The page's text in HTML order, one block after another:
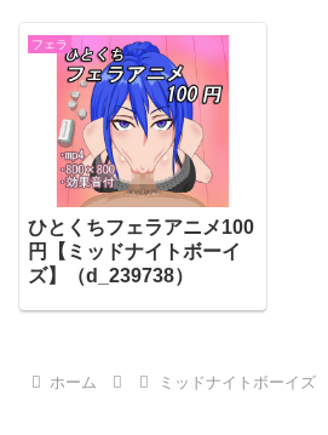
フェラ
ひとくちフェラアニメ100
円【ミッドナイトボーイ
ズ】（d_239738）
ホーム ミッドナイトボーイズ